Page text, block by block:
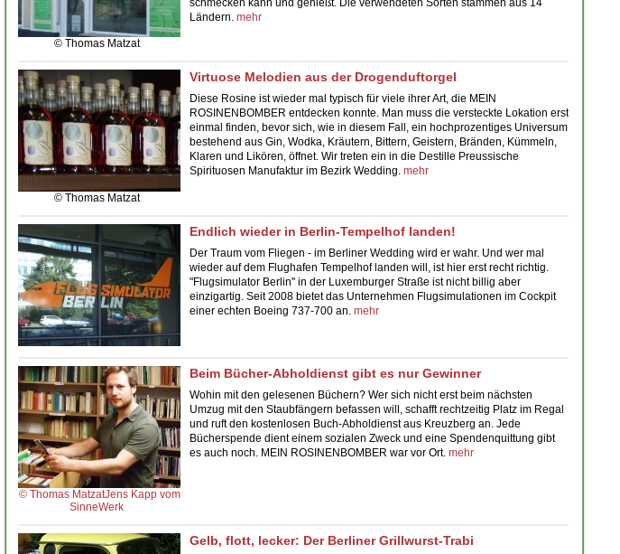
© Thomas Matzat
Ländern. mehr
© Thomas Matzat
Virtuose Melodien aus der Drogenduftorgel
Diese Rosine ist wieder mal typisch für viele ihrer Art, die MEIN
ROSINENBOMBER entdecken konnte. Man muss die versteckte Lokation erst
einmal finden, bevor sich, wie in diesem Fall, ein hochprozentiges Universum
bestehend aus Gin, Wodka, Kräutern, Bittern, Geistern, Bränden, Kümmeln,
Klaren und Likören, öffnet. Wir treten ein in die Destille Preussische
Spirituosen Manufaktur im Bezirk Wedding. mehr
Endlich wieder in Berlin-Tempelhof landen!
Der Traum vom Fliegen - im Berliner Wedding wird er wahr. Und wer mal
wieder auf dem Flughafen Tempelhof landen will, ist hier erst recht richtig.
"Flugsimulator Berlin" in der Luxemburger Straße ist nicht billig aber
einzigartig. Seit 2008 bietet das Unternehmen Flugsimulationen im Cockpit
einer echten Boeing 737-700 an. mehr
© Thomas MatzatJens Kapp vom
SinneWerk
Beim Bücher-Abholdienst gibt es nur Gewinner
Wohin mit den gelesenen Büchern? Wer sich nicht erst beim nächsten
Umzug mit den Staubfängern befassen will, schafft rechtzeitig Platz im Regal
und ruft den kostenlosen Buch-Abholdienstaus Kreuzberg an. Jede
Bücherspende dient einem sozialen Zweck und eine Spendenquittung gibt
es auch noch. MEIN ROSINENBOMBER war vor Ort. mehr
Gelb, flott, lecker: Der Berliner Grillwurst-Trabi